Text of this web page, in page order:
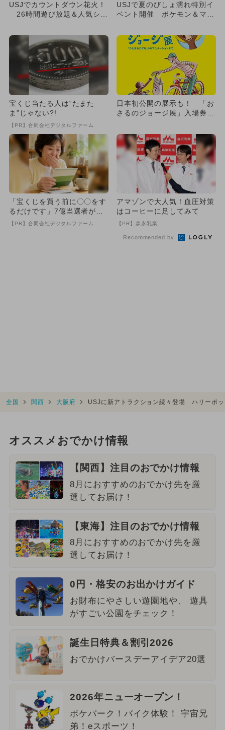
USJでカウントダウン花火！
26時間遊び放題＆人気ショ
USJで夏のびしょ濡れ特別イ
ベント開催 ポケモン＆マリ
宝くじ当たる人は“たまた
ま”じゃない?!
【PR】合同会社デジタルファーム
日本初公開の展示も！ 「お
さるのジョージ展」入場券プ
「宝くじを買う前に〇〇をす
るだけです」7億当選者が続
出
【PR】合同会社デジタルファーム
アマゾンで大人気！血圧対策
はコーヒーに足してみて
【PR】森永乳業
Recommended by
全国 関西 大阪府 USJに新アトラクション続々登場 ハリーポ
オススメおでかけ情報
【関西】注目のおでかけ情報
8月におすすめのおでかけ先を厳
選してお届け！
【東海】注目のおでかけ情報
8月におすすめのおでかけ先を厳
選してお届け！
0円・格安のお出かけガイド
お財布にやさしい遊園地や、 遊具
がすごい公園をチェック！
誕生日特典＆割引2026
おでかけバースデーアイデア20選
2026年ニューオープン！
ポケパーク！バイク体験！ 宇宙兄
弟！eスポーツ！